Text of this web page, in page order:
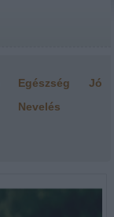
Egészség
Jó
Nevelés